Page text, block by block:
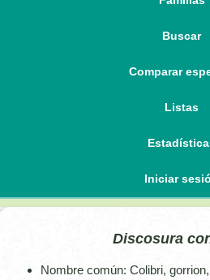
Buscar
Comparar
Listas
Iniciar
Discosura
Nombre común: Colibri,